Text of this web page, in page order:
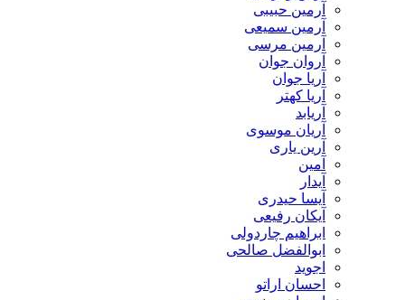
آرمین حبیبی
آرمین سمیعی
آرمین مرسی
آروان جوان
آریا جوان
آریا کهتر
آریابد
آریان موسوی
آرین یاری
آمین
آیدار
آیسا حیدری
آیکان رفیعی
ابراهیم چاردولی
ابوالفضل صالحی
اجوید
احسان اراتو